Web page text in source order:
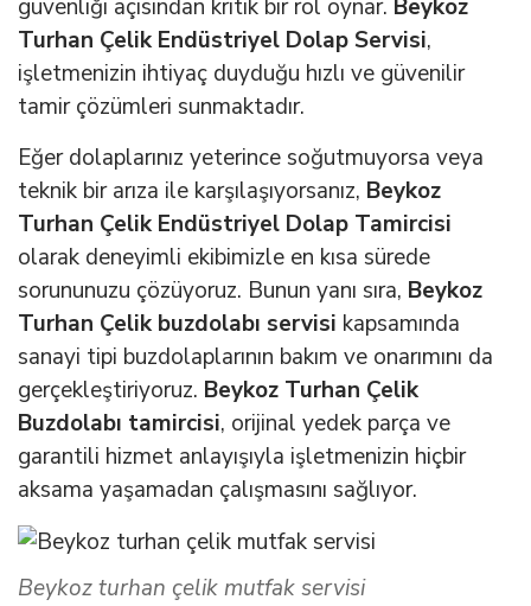
güvenliği açısından kritik bir rol oynar. Beykoz
Turhan Çelik Endüstriyel Dolap Servisi,
işletmenizin ihtiyaç duyduğu hızlı ve güvenilir
tamir çözümleri sunmaktadır.
Eğer dolaplarınız yeterince soğutmuyorsa veya
teknik bir arıza ile karşılaşıyorsanız, Beykoz
Turhan Çelik Endüstriyel Dolap Tamircisi
olarak deneyimli ekibimizle en kısa sürede
sorununuzu çözüyoruz. Bunun yanı sıra, Beykoz
Turhan Çelik buzdolabı servisi kapsamında
sanayi tipi buzdolaplarının bakım ve onarımını da
gerçekleştiriyoruz. Beykoz Turhan Çelik
Buzdolabı tamircisi, orijinal yedek parça ve
garantili hizmet anlayışıyla işletmenizin hiçbir
aksama yaşamadan çalışmasını sağlıyor.
Beykoz turhan çelik mutfak servisi